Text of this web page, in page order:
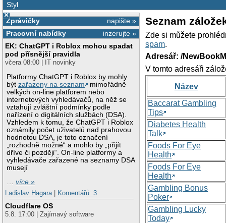
Styl
×
napište »
Zprávičky
inzerujte »
Pracovní nabídky
EK: ChatGPT i Roblox mohou spadat
pod přísnější pravidla
včera 08:00 | IT novinky
Platformy ChatGPT i Roblox by mohly
býtzařazeny na seznam
mimořádně
velkých on-line platforem nebo
internetových vyhledávačů, na něž se
vztahují zvláštní podmínky podle
nařízení o digitálních službách (DSA).
Vzhledem k tomu, že ChatGPT i Roblox
oznámily počet uživatelů nad prahovou
hodnotou DSA, je toto označení
„rozhodně možné“ a mohlo by „přijít
dříve či později“. On-line platformy a
vyhledávače zařazené na seznamy DSA
musejí
…více »
Ladislav Hagara
Komentářů: 3
Cloudflare OS
5.8. 17:00 | Zajímavý software
Seznam
Zde si můžete
spam.
Adresář: /
V tomto adresáři
Název
Baccarat Gambling
Tips
Diabetes Health
Talk
Foods For Eye
Health
Foods For Eye
Health
Gambling Bonus
Poker
Gambling Lucky
Today